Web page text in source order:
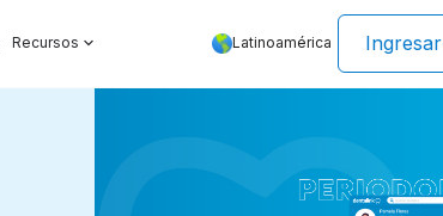
Recursos Latinoamérica Ingresar